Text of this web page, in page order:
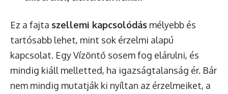
Ez a fajta szellemi kapcsolódás mélyebb és
tartósabb lehet, mint sok érzelmi alapú
kapcsolat. Egy Vízöntő sosem fog elárulni, és
mindig kiáll melletted, ha igazságtalanság ér. Bár
nem mindig mutatják ki nyíltan az érzelmeiket, a